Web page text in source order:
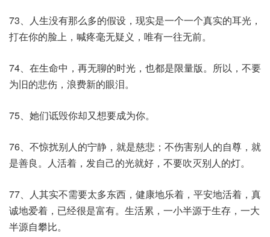
73、人生没有那么多的假设，现实是一个一个真实的耳光，
打在你的脸上，喊疼毫无疑义，唯有一往无前。
74、在生命中，再无聊的时光，也都是限量版。所以，不要
为旧的悲伤，浪费新的眼泪。
75、她们诋毁你却又想要成为你。
76、不惊扰别人的宁静，就是慈悲；不伤害别人的自尊，就
是善良。人活着，发自己的光就好，不要吹灭别人的灯。
77、人其实不需要太多东西，健康地乐着，平安地活着，真
诚地爱着，已经很是富有。生活累，一小半源于生存，一大
半源自攀比。